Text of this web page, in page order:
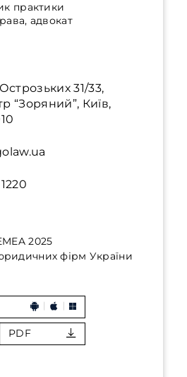
практики
адвокат
31/33,
“Зоряний”, Київ,
2025
фірм України
PDF